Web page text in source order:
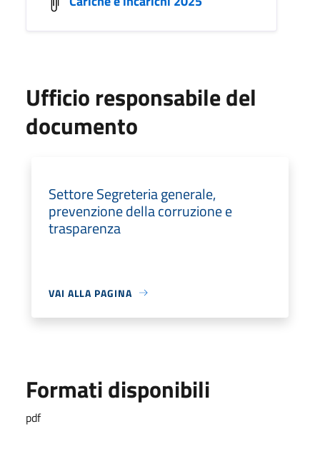
Ufficio responsabile del
documento
Settore Segreteria generale,
prevenzione della corruzione e
trasparenza
VAI ALLA PAGINA
Formati disponibili
pdf